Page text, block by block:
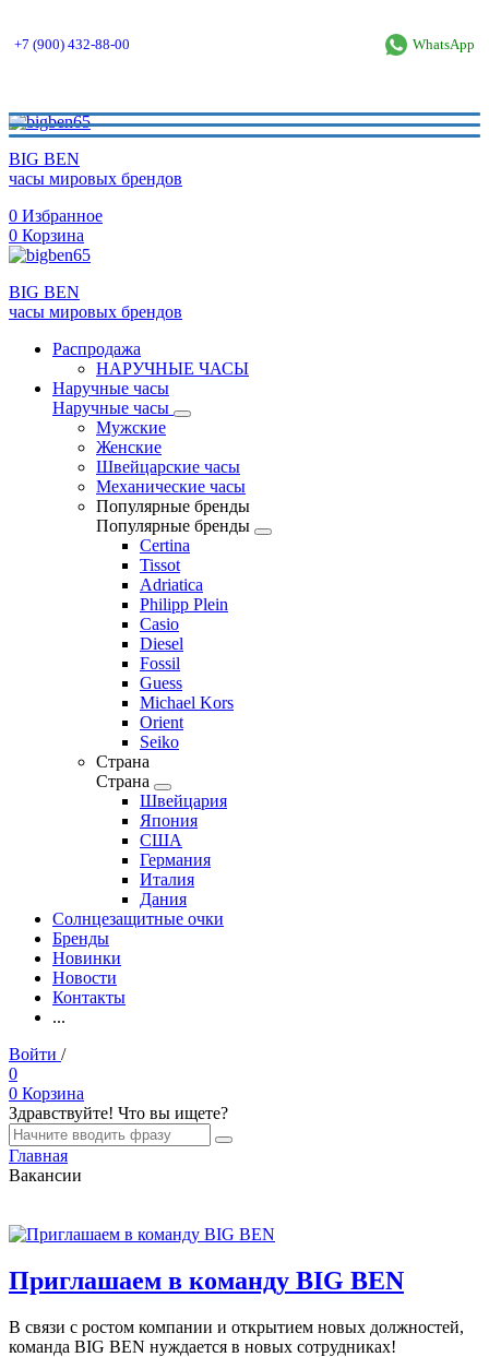
+7 (900) 432-88-00 WhatsApp
BIG BEN
часы мировых брендов
0 Избранное
0 Корзина
BIG BEN
часы мировых брендов
Распродажа
НАРУЧНЫЕ ЧАСЫ
Наручные часы
Наручные часы
Мужские
Женские
Швейцарские часы
Механические часы
Популярные бренды
Популярные бренды
Certina
Tissot
Adriatica
Philipp Plein
Casio
Diesel
Fossil
Guess
Michael Kors
Orient
Seiko
Страна
Страна
Швейцария
Япония
США
Германия
Италия
Дания
Солнцезащитные очки
Бренды
Новинки
Новости
Контакты
...
Войти /
0
0 Корзина
Здравствуйте! Что вы ищете?
Главная
Вакансии
Приглашаем в команду BIG BEN
В связи с ростом компании и открытием новых должностей,
команда BIG BEN нуждается в новых сотрудниках!